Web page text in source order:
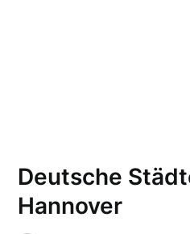
Deutsche
Hannover